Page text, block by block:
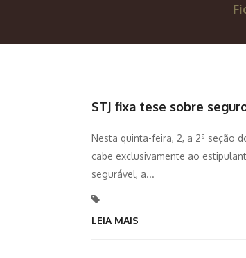
STJ fixa tese sobre
Nesta quinta-feira, 2, a 2ª seção
cabe exclusivamente ao
segurável, a...
LEIA MAIS